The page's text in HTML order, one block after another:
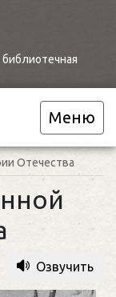
Меню
Отечества
Озвучить